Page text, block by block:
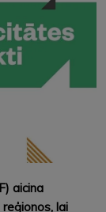
aicina
lai